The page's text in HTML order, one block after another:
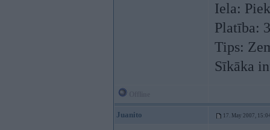
Iela:
Platība:
Tips:
Sīkāka
Juanito 17. May 2007,